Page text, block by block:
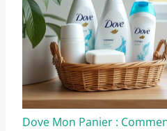
Dove Mon Panier :